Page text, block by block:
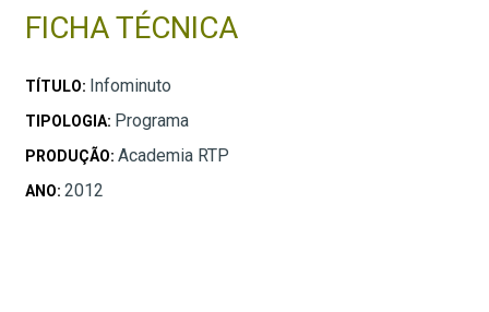
FICHA TÉCNICA
TÍTULO: Infominuto
TIPOLOGIA: Programa
PRODUÇÃO: Academia RTP
ANO: 2012